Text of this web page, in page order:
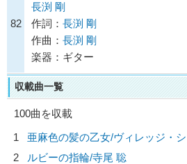
82
長渕 剛
作詞： 長渕 剛
作曲： 長渕 剛
楽器：ギター
収載曲一覧
100曲を収載
1
亜麻色の髪の乙女/ヴィレッジ・
2
ルビーの指輪/寺尾 聡